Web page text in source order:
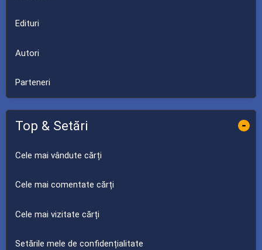
Edituri
Autori
Parteneri
Top & Setări -
Cele mai vândute cărți
Cele mai comentate cărți
Cele mai vizitate cărți
Setările mele de confidențialitate